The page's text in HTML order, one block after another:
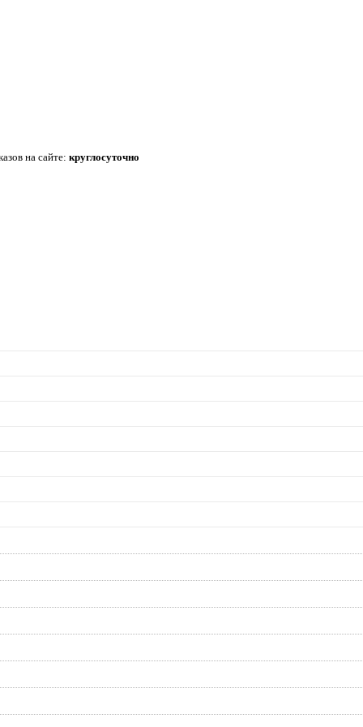
на сайте: круглосуточно